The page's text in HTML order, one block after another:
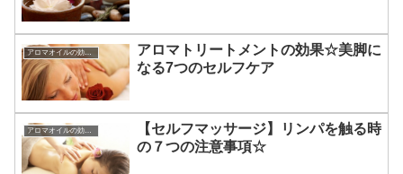
アロマトリートメントの効果☆美脚に
なる7つのセルフケア
アロマオイルの効能と使い方
【セルフマッサージ】リンパを触る時
の７つの注意事項☆